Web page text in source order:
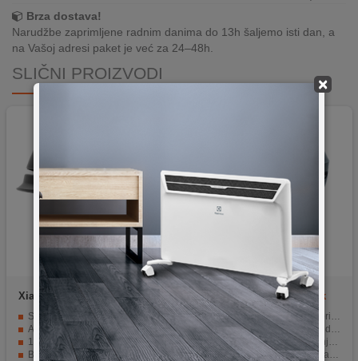
×
Brza dostava!
Narudžbe zaprimljene radnim danima do 13h šaljemo isti dan, a
na Vašoj adresi paket je već za 24–48h.
SLIČNI PROIZVODI
Xiaomi SH50 LED L
Sedam svijetlećih LED lampica za upozorenje.
Automatski senzor za upravljanje LED svjetlom.
12 ventilacijskih otvora za učinkovito ventiliranje.
Baterija kapaciteta 3.7 V / 455 mAh.
Motus HT-40 size M, black
Podesiva veličina za bolje pristajanje
Ventilacijski otvori za veću udobnost tokom vožnje
Lagana konstrukcija za manje opterećenje glave
Pogodna za gradsku i rekreativnu vožnju